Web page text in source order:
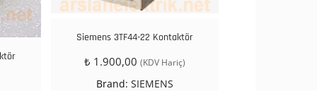
Siemens 3TF44-22 Kontaktör
₺ 1.900,00 (KDV Hariç)
Brand:SIEMENS